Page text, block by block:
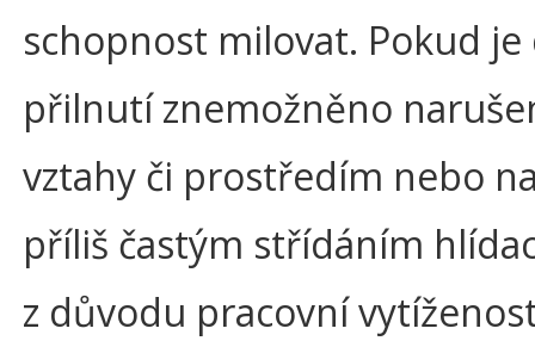
schopnost milovat. Pokud
přilnutí znemožněno
vztahy či prostředím nebo
příliš častým střídáním
z důvodu pracovní